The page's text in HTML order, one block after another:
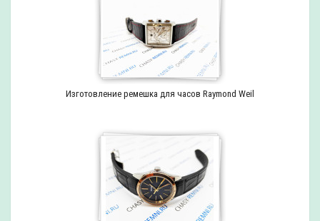
Изготовление ремешка для часов Raymond Weil